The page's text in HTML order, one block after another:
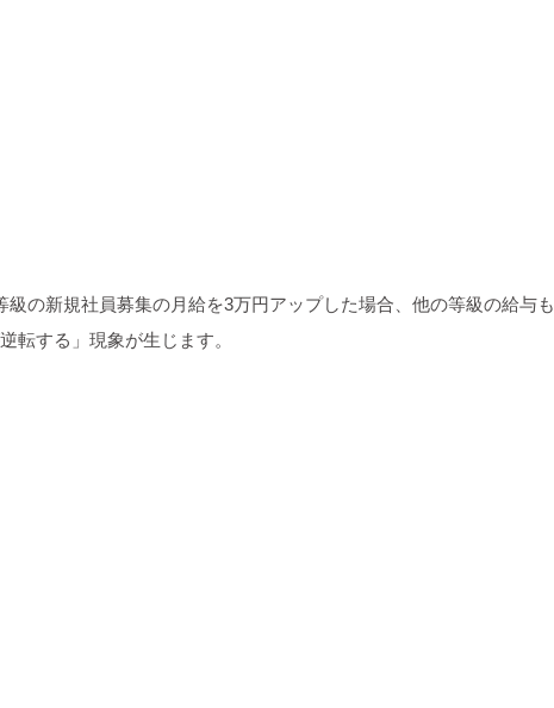
の新規社員募集の月給を3万円アップした場合、他の等級の給与も
転する」現象が生じます。